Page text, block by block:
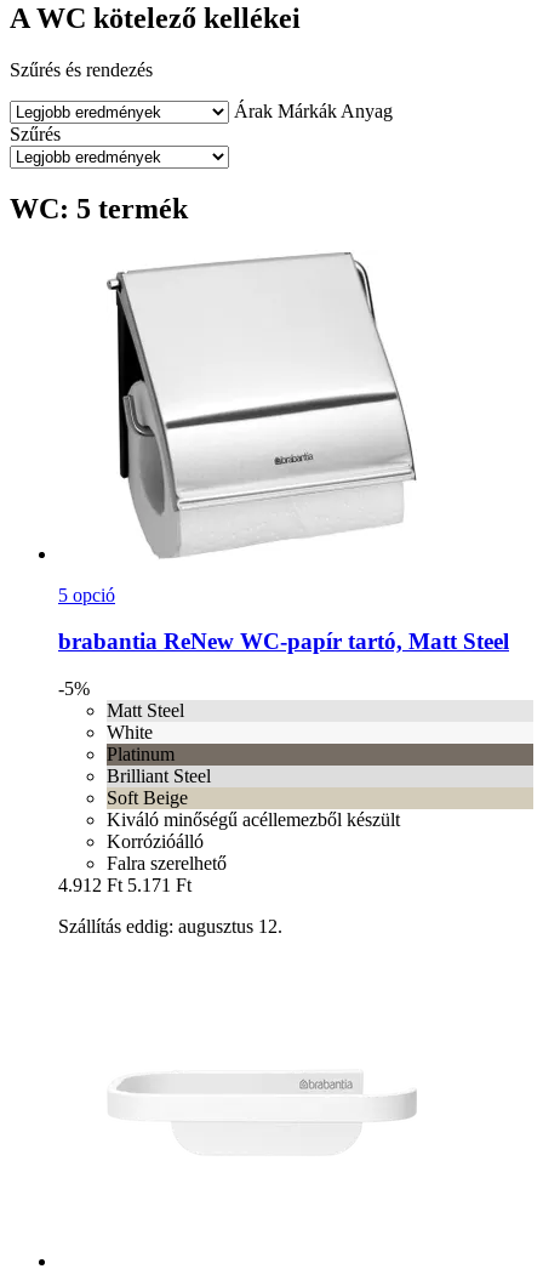
A WC kötelező kellékei
Szűrés és rendezés
Árak Márkák Anyag
Szűrés
WC: 5 termék
5 opció
brabantia ReNew WC-​papír tartó, Matt Steel
-5%
Matt Steel
White
Platinum
Brilliant Steel
Soft Beige
Kiváló minőségű acéllemezből készült
Korrózióálló
Falra szerelhető
4.912 Ft 5.171 Ft
Szállítás eddig: augusztus 12.